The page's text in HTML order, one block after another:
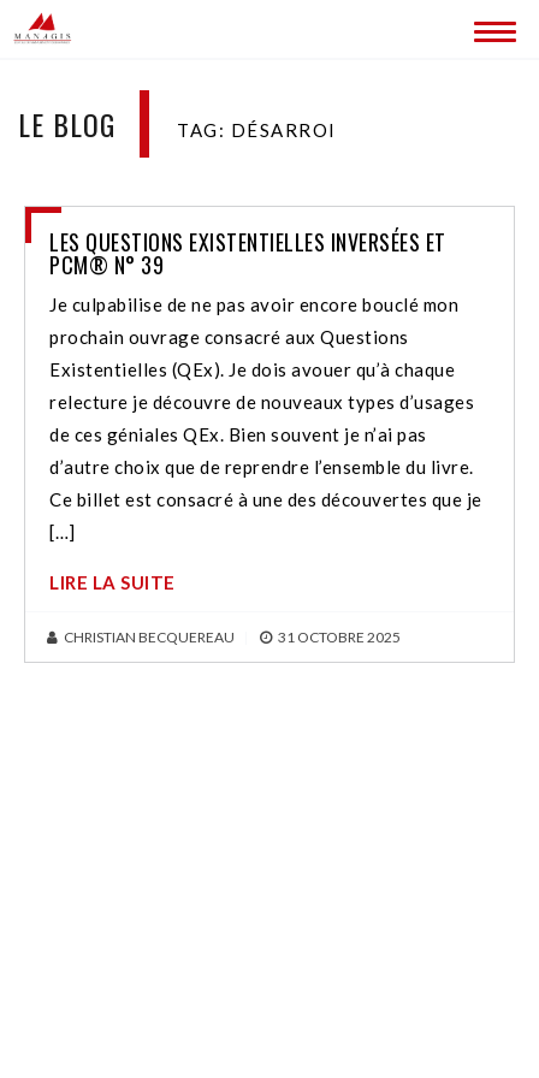
LES SITES MANAGIS
CONTACT
LE BLOG TAG: DÉSARROI
LES QUESTIONS EXISTENTIELLES INVERSÉES ET
PCM® N° 39
Je culpabilise de ne pas avoir encore bouclé mon
prochain ouvrage consacré aux Questions
Existentielles (QEx). Je dois avouer qu’à chaque
relecture je découvre de nouveaux types d’usages
de ces géniales QEx. Bien souvent je n’ai pas
d’autre choix que de reprendre l’ensemble du livre.
Ce billet est consacré à une des découvertes que je
[…]
LIRE LA SUITE
CHRISTIAN BECQUEREAU 31 OCTOBRE 2025